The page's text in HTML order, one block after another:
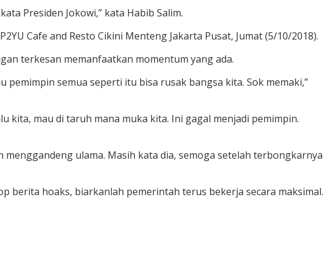
Presiden Jokowi,” kata Habib Salim.
Cafe and Resto Cikini Menteng Jakarta Pusat, Jumat (5/10/2018).
terkesan memanfaatkan momentum yang ada.
pemimpin semua seperti itu bisa rusak bangsa kita. Sok memaki,”
kita, mau di taruh mana muka kita. Ini gagal menjadi pemimpin.
ulama. Masih kata dia, semoga setelah terbongkarnya
berita hoaks, biarkanlah pemerintah terus bekerja secara maksimal.